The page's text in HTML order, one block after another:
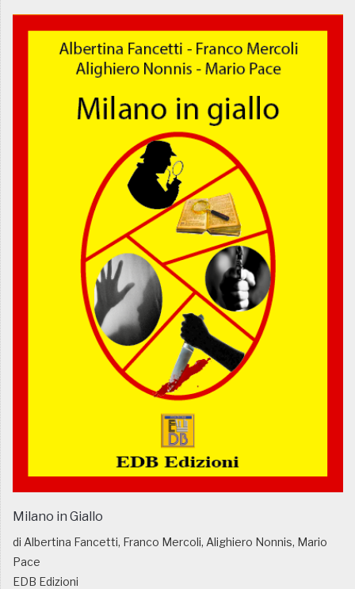
Milano in Giallo
di Albertina Fancetti, Franco Mercoli, Alighiero Nonnis, Mario
Pace
EDB Edizioni